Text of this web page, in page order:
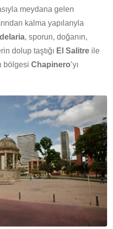
meydana gelen
kalma yapılarıyla
, sporun, doğanın,
dolup taştığı El Salitre ile
bölgesi Chapinero’yı